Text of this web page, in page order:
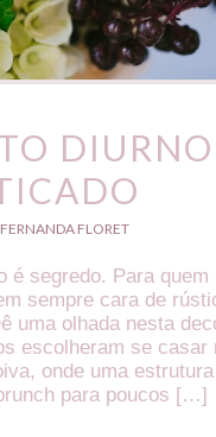
DIURNO
FLORET
é segredo. Para quem
sempre cara de
uma olhada nesta
escolheram se casar
onde uma
para poucos […]